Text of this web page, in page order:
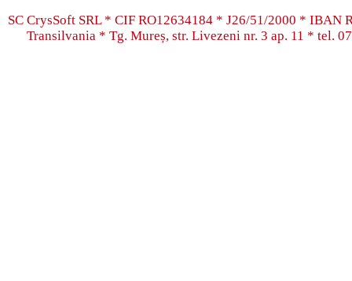
SC CrysSoft SRL * CIF RO12634184 * J26/51/2000 * IBAN
Transilvania * Tg. Mureș, str. Livezeni nr. 3 ap. 11 * tel.